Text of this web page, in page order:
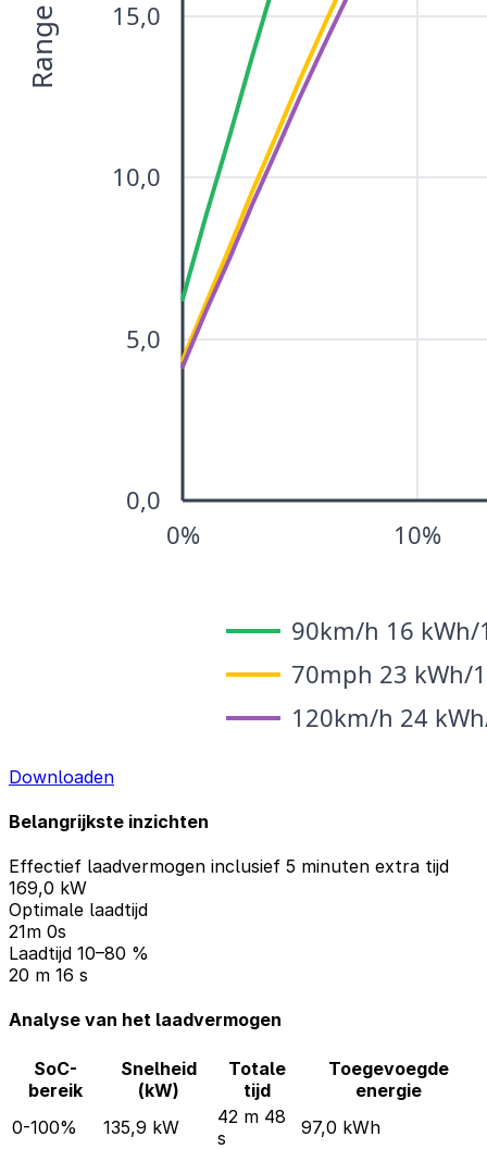
Downloaden
Belangrijkste inzichten
Effectief laadvermogen inclusief 5 minuten extra tijd
169,0 kW
Optimale laadtijd
21m 0s
Laadtijd 10–80 %
20 m 16 s
Analyse van het laadvermogen
SoC-
bereik
Snelheid
(kW)
Totale
tijd
Toegevoegde
energie
0-100%
135,9 kW
42 m 48
s
97,0 kWh